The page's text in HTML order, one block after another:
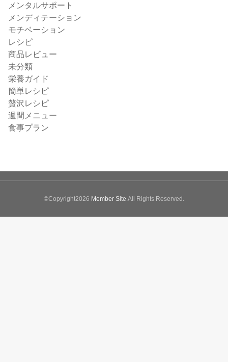
メンタルサポート
メンディテーション
モチベーション
レシピ
商品レビュー
未分類
栄養ガイド
簡単レシピ
贅沢レシピ
週間メニュー
食事プラン
©Copyright2026 Member Site .All Rights Reserved.